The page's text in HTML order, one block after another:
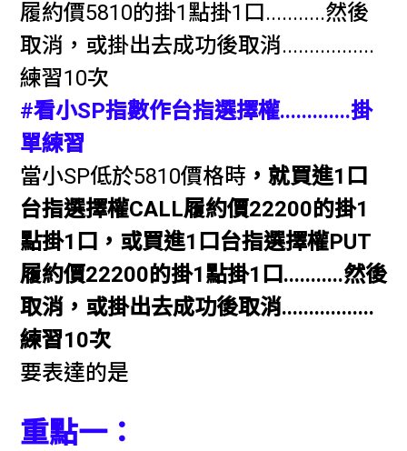
履約價5810的掛1點掛1口...........然後
取消，或掛出去成功後取消.................
練習10次
#看小SP指數作台指選擇權.............掛
單練習
當小SP低於5810價格時 ，就買進1口
台指選擇權CALL履約價22200的掛1
點掛1口，或買進1口台指選擇權PUT
履約價22200的掛1點掛1口...........然後
取消，或掛出去成功後取消.................
練習10次
要表達的是
重點一：